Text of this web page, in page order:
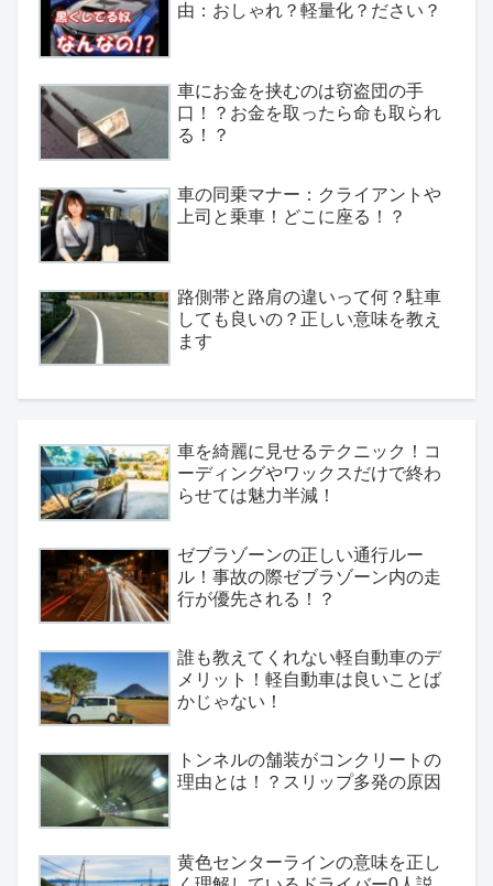
由：おしゃれ？軽量化？ださい？
車にお金を挟むのは窃盗団の手
口！？お金を取ったら命も取られ
る！？
車の同乗マナー：クライアントや
上司と乗車！どこに座る！？
路側帯と路肩の違いって何？駐車
しても良いの？正しい意味を教え
ます
車を綺麗に見せるテクニック！コ
ーディングやワックスだけで終わ
らせては魅力半減！
ゼブラゾーンの正しい通行ルー
ル！事故の際ゼブラゾーン内の走
行が優先される！？
誰も教えてくれない軽自動車のデ
メリット！軽自動車は良いことば
かじゃない！
トンネルの舗装がコンクリートの
理由とは！？スリップ多発の原因
黄色センターラインの意味を正し